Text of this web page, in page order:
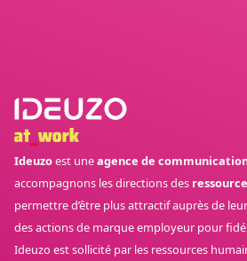
Ideuzoest uneagence de
accompagnons les directions des
permettre d’être plus attractif auprès de
des actions de marque employeur pour
Ideuzo est sollicité par les ressources